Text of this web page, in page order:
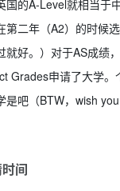
国的A-Level就相当于
第二年（A2）的时候
就好。）对于AS成绩
Grades申请了大学
是吧（BTW，wish
间